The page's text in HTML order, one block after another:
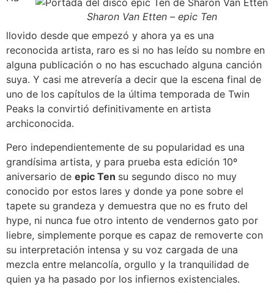
Sharon Van Etten – epic Ten
llovido desde que empezó y ahora ya es una
reconocida artista, raro es si no has leído su nombre en
alguna publicación o no has escuchado alguna canción
suya. Y casi me atrevería a decir que la escena final de
uno de los capítulos de la última temporada de Twin
Peaks la convirtió definitivamente en artista
archiconocida.
Pero independientemente de su popularidad es una
grandísima artista, y para prueba esta edición 10º
aniversario de epic Ten su segundo disco no muy
conocido por estos lares y donde ya pone sobre el
tapete su grandeza y demuestra que no es fruto del
hype, ni nunca fue otro intento de vendernos gato por
liebre, simplemente porque es capaz de removerte con
su interpretación intensa y su voz cargada de una
mezcla entre melancolía, orgullo y la tranquilidad de
quien ya ha pasado por los infiernos existenciales.